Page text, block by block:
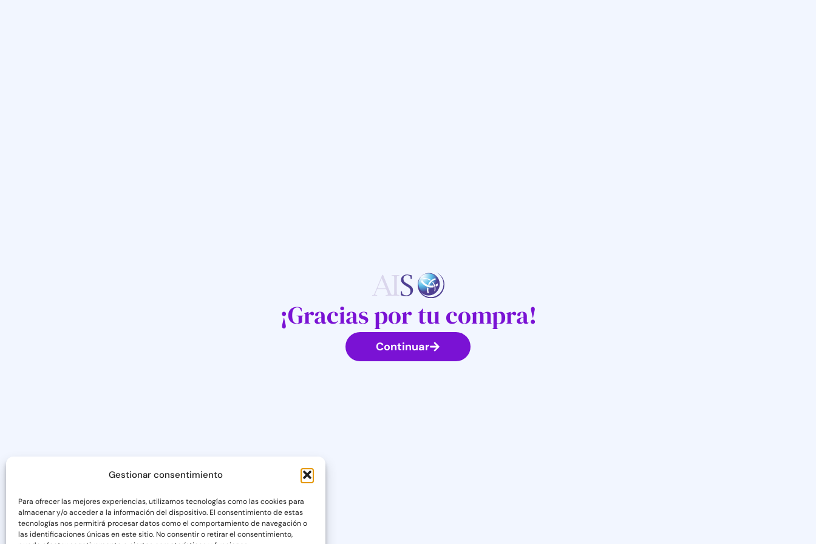
Gestionar consentimiento
Para ofrecer las mejores experiencias, utilizamos tecnologías como las cookies para
almacenar y/o acceder a la información del dispositivo. El consentimiento de estas
tecnologías nos permitirá procesar datos como el comportamiento de navegación o
las identificaciones únicas en este sitio. No consentir o retirar el consentimiento,
¡Gracias por tu compra!
Continuar